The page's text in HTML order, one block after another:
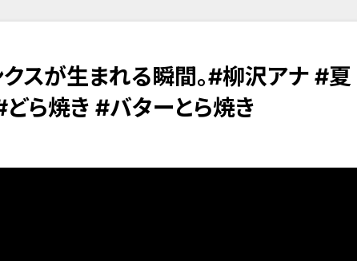
スが生まれる瞬間。#柳沢アナ #夏
ら焼き #バターとら焼き